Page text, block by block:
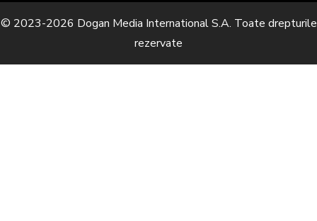
© 2023-2026 Dogan Media International S.A. Toate drepturile
rezervate